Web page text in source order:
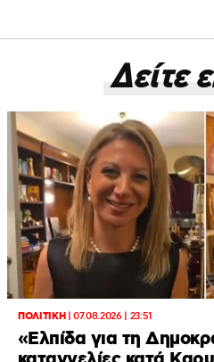
Δείτε
ΠΟΛΙΤΙΚΗ|07.08.2026 | 23:51
«Ελπίδα για τη